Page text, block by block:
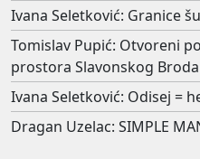
Ivana Seletković: Granice
Tomislav Pupić: Otvoreni
prostora Slavonskog
Ivana Seletković: Odisej =
Dragan Uzelac: SIMPLE